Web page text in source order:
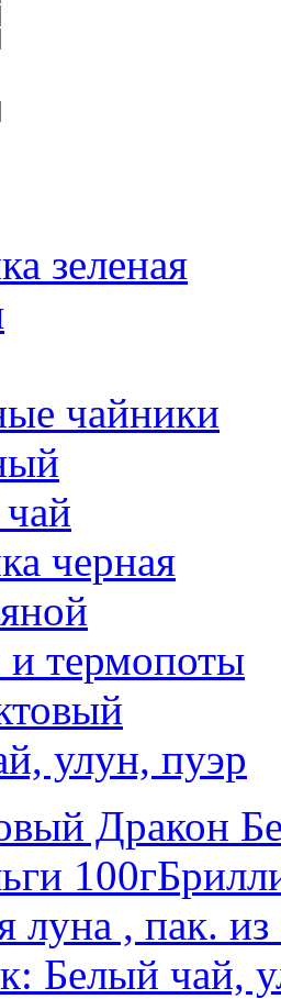
зеленая
чайники
черная
термопоты
улун, пуэр
Дракон
100г
луна , пак.
Белый чай,